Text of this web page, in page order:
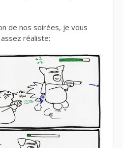
de nos soirées, je vous
réaliste: